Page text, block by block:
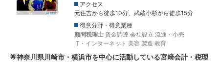
アクセス
元住吉から徒歩10分、武蔵小杉から徒歩15分
得意分野・得意業種
顧問税理士 資金調達 会社設立 流通・小売
IT・インターネット 美容 製造 教育
🌟神奈川県川崎市・横浜市を中心に活動している宮﨑会計・税理